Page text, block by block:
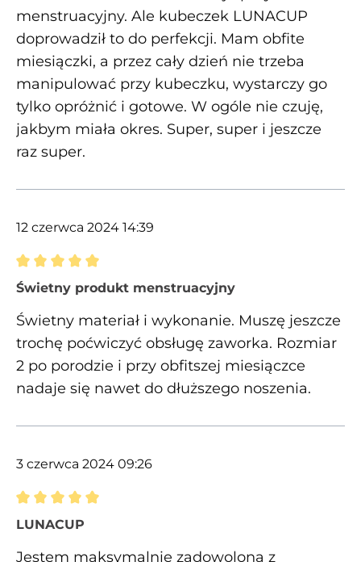
menstruacyjny. Ale kubeczek LUNACUP
doprowadził to do perfekcji. Mam obfite
miesiączki, a przez cały dzień nie trzeba
manipulować przy kubeczku, wystarczy go
tylko opróżnić i gotowe. W ogóle nie czuję,
jakbym miała okres. Super, super i jeszcze
raz super.
12 czerwca 2024 14:39
Recenzja z oceną 5 spośród 5 gwiazdek
Świetny produkt menstruacyjny
Świetny materiał i wykonanie. Muszę jeszcze
trochę poćwiczyć obsługę zaworka. Rozmiar
2 po porodzie i przy obfitszej miesiączce
nadaje się nawet do dłuższego noszenia.
3 czerwca 2024 09:26
Recenzja z oceną 5 spośród 5 gwiazdek
LUNACUP
Jestem maksymalnie zadowolona z